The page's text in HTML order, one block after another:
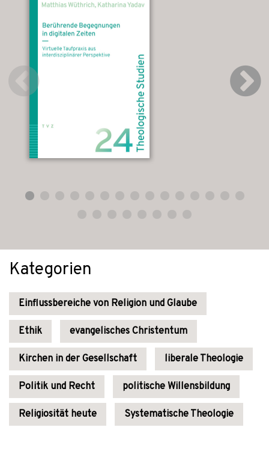
Kategorien
Einflussbereiche von Religion und Glaube
Ethik evangelisches Christentum
Kirchen in der Gesellschaft liberale Theologie
Politik und Recht politische Willensbildung
Religiosität heute Systematische Theologie